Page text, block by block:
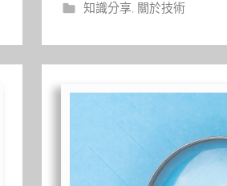
知識分享, 關於技術